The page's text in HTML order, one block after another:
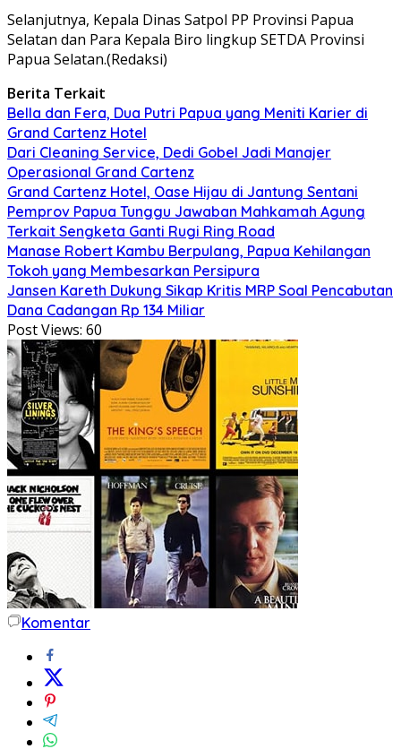
Selanjutnya, Kepala Dinas Satpol PP Provinsi Papua
Selatan dan Para Kepala Biro lingkup SETDA Provinsi
Papua Selatan.(Redaksi)
Berita Terkait
Bella dan Fera, Dua Putri Papua yang Meniti Karier di
Grand Cartenz Hotel
Dari Cleaning Service, Dedi Gobel Jadi Manajer
Operasional Grand Cartenz
Grand Cartenz Hotel, Oase Hijau di Jantung Sentani
Pemprov Papua Tunggu Jawaban Mahkamah Agung
Terkait Sengketa Ganti Rugi Ring Road
Manase Robert Kambu Berpulang, Papua Kehilangan
Tokoh yang Membesarkan Persipura
Jansen Kareth Dukung Sikap Kritis MRP Soal Pencabutan
Dana Cadangan Rp 134 Miliar
Post Views: 60
Komentar